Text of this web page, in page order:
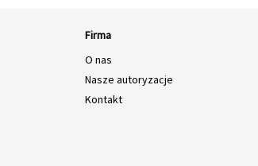
Firma
O nas
Nasze autoryzacje
Kontakt